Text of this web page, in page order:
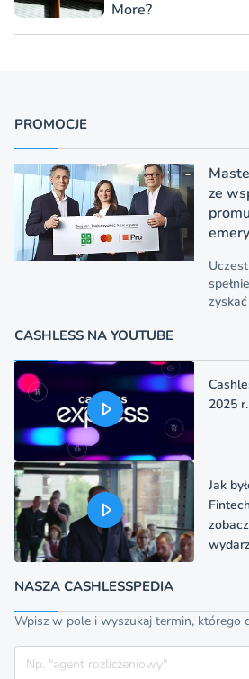
More?
PROMOCJE
ze
CASHLESS NA YOUTUBE
2025 r.
Jak
NASZA CASHLESSPEDIA
Wpisz w pole i wyszukaj termin, którego
Szukaj